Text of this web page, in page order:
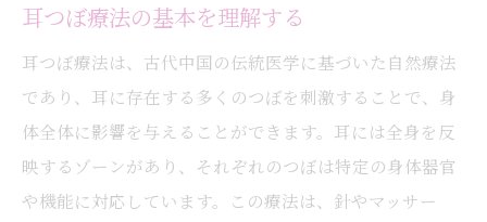
の改善
耳つぼの施術で得られる身体の変化
耳つぼを利用した理想的なボディメイク
耳つぼで免疫力を高める
耳つぼの効果を証明する実例
耳つぼ療法の基本を理解する
耳つぼ療法は、古代中国の伝統医学に基づいた自然療法
であり、耳に存在する多くのつぼを刺激することで、身
体全体に影響を与えることができます。耳には全身を反
映するゾーンがあり、それぞれのつぼは特定の身体器官
や機能に対応しています。この療法は、針やマッサー